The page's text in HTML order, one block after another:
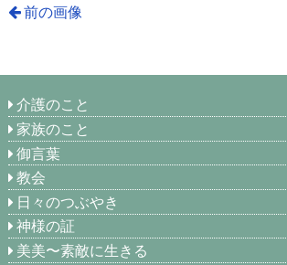
前の画像
介護のこと
家族のこと
御言葉
教会
日々のつぶやき
神様の証
美美〜素敵に生きる